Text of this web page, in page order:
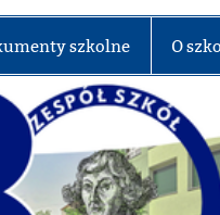
szkolne O